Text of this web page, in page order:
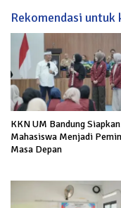
Rekomendasi untuk
KKN UM Bandung Siapkan
Mahasiswa Menjadi
Masa Depan